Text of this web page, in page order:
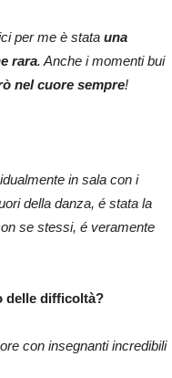
per me è stata una
rara. Anche i momenti bui
nel cuore sempre!
in sala con i
della danza, é stata la
se stessi, é veramente
delle difficoltà?
con insegnanti incredibili